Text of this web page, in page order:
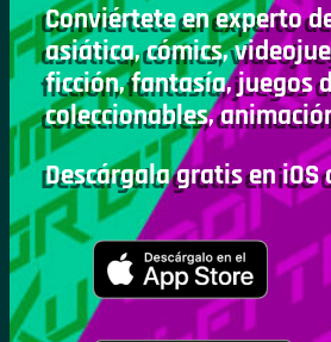
Conviértete en experto
asiática, cómics,
ficción, fantasía, juegos
coleccionables,
Descárgala gratis en iOS